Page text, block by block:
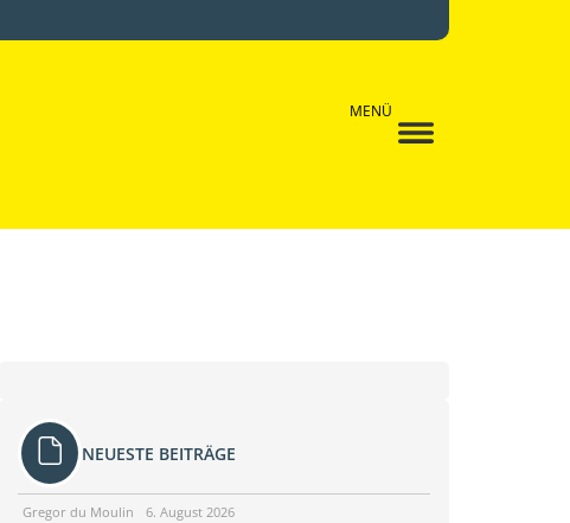
MENÜ
NEUESTE BEITRÄGE
Gregor du Moulin 6. August 2026